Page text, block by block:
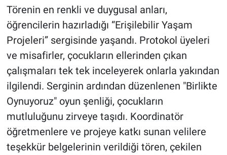
Törenin en renkli ve duygusal anları,
öğrencilerin hazırladığı “Erişilebilir Yaşam
Projeleri” sergisinde yaşandı. Protokol üyeleri
ve misafirler, çocukların ellerinden çıkan
çalışmaları tek tek inceleyerek onlarla yakından
ilgilendi. Serginin ardından düzenlenen "Birlikte
Oynuyoruz" oyun şenliği, çocukların
mutluluğunu zirveye taşıdı. Koordinatör
öğretmenlere ve projeye katkı sunan velilere
teşekkür belgelerinin verildiği tören, çekilen